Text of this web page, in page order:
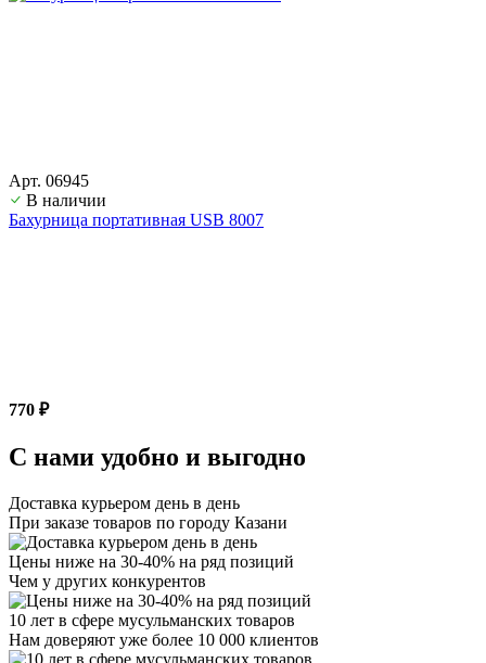
Арт. 06945
В наличии
Бахурница портативная USB 8007
770 ₽
С нами удобно и выгодно
Доставка курьером день в день
При заказе товаров по городу Казани
Цены ниже на 30-40% на ряд позиций
Чем у других конкурентов
10 лет в сфере мусульманских товаров
Нам доверяют уже более 10 000 клиентов